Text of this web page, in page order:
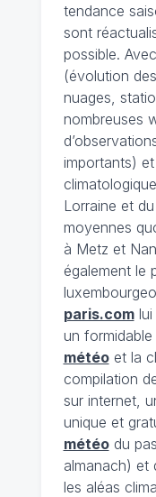
tendance
sont
possible.
(évolution
nuages,
nombreuses
importants)
Lorraine et
moyennes
à Metz et
également le
paris.comlui
un
météoet la
compilation
sur internet,
unique et
météodu
almanach) et
les aléas